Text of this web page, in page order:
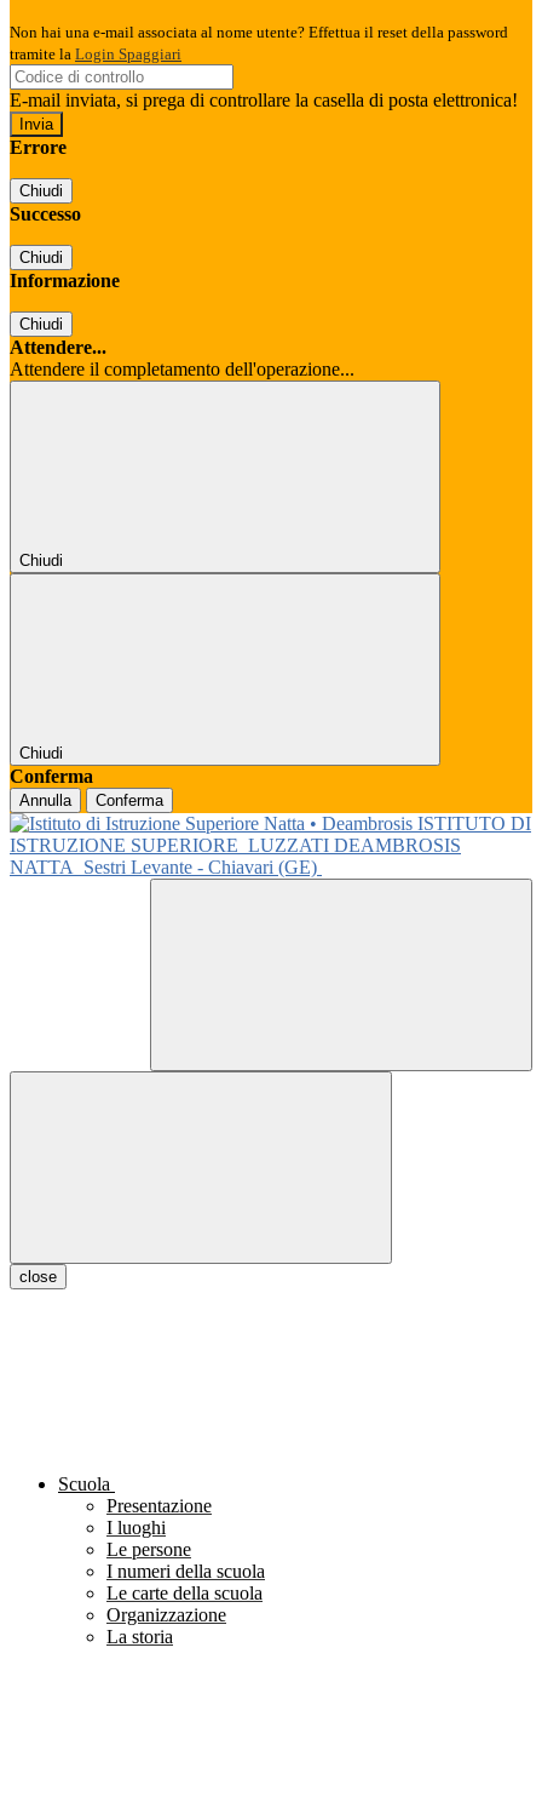
Non hai una e-mail associata al nome utente? Effettua il reset della password
tramite la Login Spaggiari
E-mail inviata, si prega di controllare la casella di posta elettronica!
Errore
Chiudi
Successo
Chiudi
Informazione
Chiudi
Attendere...
Attendere il completamento dell'operazione...
Chiudi
Chiudi
Conferma
Annulla Conferma
ISTITUTO DI
ISTRUZIONE SUPERIORE LUZZATI DEAMBROSIS
NATTA
Sestri Levante - Chiavari (GE)
close
Scuola
Presentazione
I luoghi
Le persone
I numeri della scuola
Le carte della scuola
Organizzazione
La storia